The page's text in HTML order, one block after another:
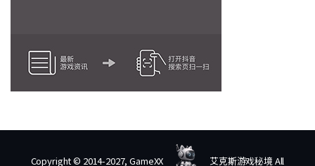
Copyright © 2014-2027, GameXX 艾克斯游戏秘境 All